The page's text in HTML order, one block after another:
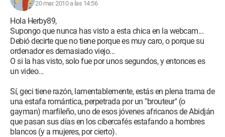
20 mar. 2010 a las 14:56
Hola Herby89,
Supongo que nunca has visto a esta chica en la webcam...
Debió decirte que no tiene porque es muy caro, o porque su
ordenador es demasiado viejo...
O si la has visto, solo fue por unos segundos, y entonces es
un video...
Sí, geci tiene razón, lamentablemente, estás en plena trama de
una estafa romántica, perpetrada por un "brouteur" (o
gayman) marfileño, uno de esos jóvenes africanos de Abidján
que pasan sus días en los cibercafés estafando a hombres
blancos (y a mujeres, por cierto).